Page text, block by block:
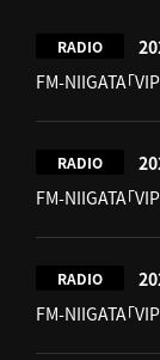
RADIO
FM-NIIGATA「
RADIO
FM-NIIGATA「
RADIO
FM-NIIGATA「